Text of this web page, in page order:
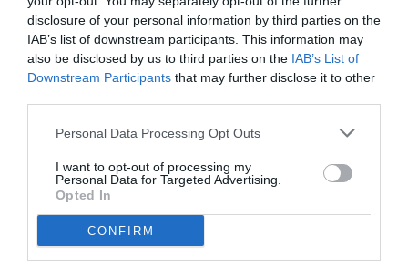
disclosure of your personal information by third parties on the
IAB’s list of downstream participants. This information may
also be disclosed by us to third parties on the IAB’s List of
Downstream Participants that may further disclose it to other
Personal Data Processing Opt Outs
I want to opt-out of processing my
Personal Data for Targeted Advertising.
Opted In
CONFIRM
Spray al peperoncino SABRE T-Red